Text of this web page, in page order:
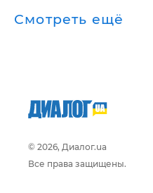
Смотреть ещё
© 2026, Диалог.ua
Все права защищены.